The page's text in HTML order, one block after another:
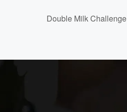
Double Milk Challenge